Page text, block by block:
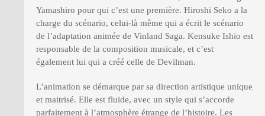
Yamashiro pour qui c’est une première. Hiroshi Seko a la
charge du scénario, celui-là même qui a écrit le scénario
de l’adaptation animée de Vinland Saga. Kensuke Ishio est
responsable de la composition musicale, et c’est
également lui qui a créé celle de Devilman.
L’animation se démarque par sa direction artistique unique
et maitrisé. Elle est fluide, avec un style qui s’accorde
parfaitement à l’atmosphère étrange de l’histoire. Les